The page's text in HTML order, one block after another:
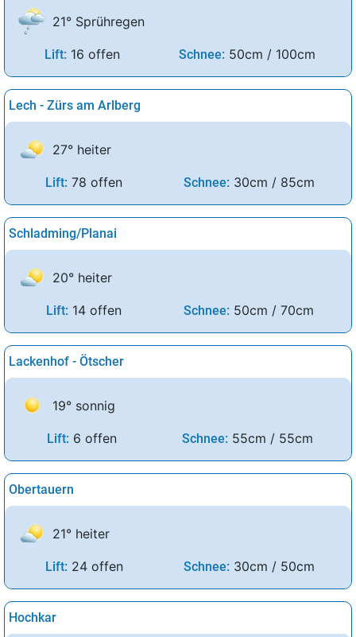
21° Sprühregen
Lift: 16 offen Schnee: 50cm / 100cm
Lech - Zürs am Arlberg
27° heiter
Lift: 78 offen Schnee: 30cm / 85cm
Schladming/Planai
20° heiter
Lift: 14 offen Schnee: 50cm / 70cm
Lackenhof - Ötscher
19° sonnig
Lift: 6 offen Schnee: 55cm / 55cm
Obertauern
21° heiter
Lift: 24 offen Schnee: 30cm / 50cm
Hochkar